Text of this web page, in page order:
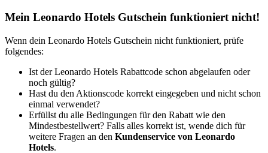
Mein Leonardo Hotels Gutschein funktioniert nicht!
Wenn dein Leonardo Hotels Gutschein nicht funktioniert, prüfe
folgendes:
Ist der Leonardo Hotels Rabattcode schon abgelaufen oder
noch gültig?
Hast du den Aktionscode korrekt eingegeben und nicht schon
einmal verwendet?
Erfüllst du alle Bedingungen für den Rabatt wie den
Mindestbestellwert? Falls alles korrekt ist, wende dich für
weitere Fragen an den Kundenservice von Leonardo
Hotels.